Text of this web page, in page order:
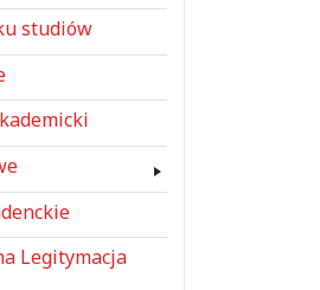
studiów
Legitymacja